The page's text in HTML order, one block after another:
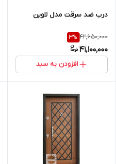
درب ضد سرقت مدل لاوین
42,650,000
3%
41,100,000
افزودن به سبد